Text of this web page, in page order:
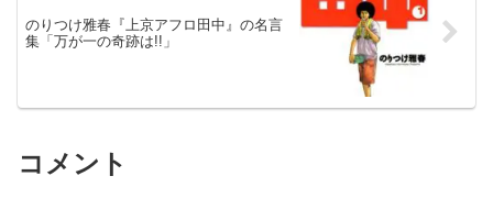
のりつけ雅春『上京アフロ田中』の名言
集「万が一の奇跡は!!」
コメント